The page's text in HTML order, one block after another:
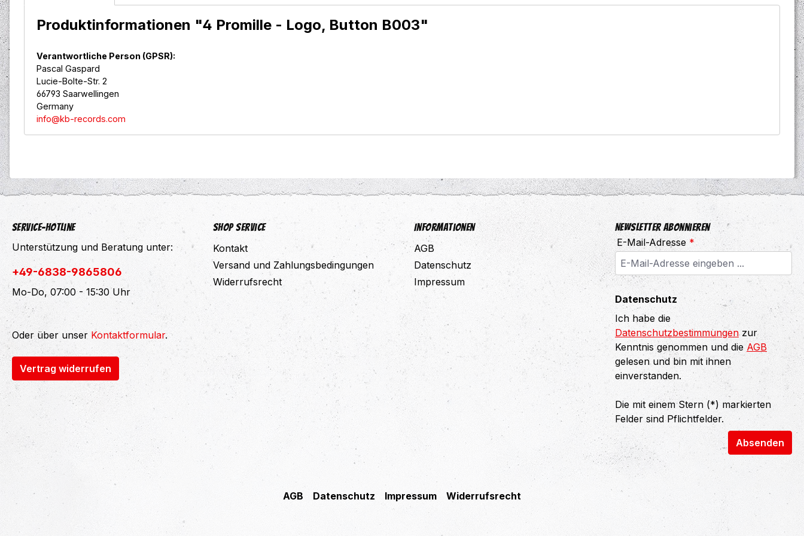
Produktinformationen "4 Promille - Logo, Button B003"
Verantwortliche Person (GPSR):
Pascal Gaspard
Lucie-Bolte-Str. 2
66793 Saarwellingen
Germany
info@kb-records.com
Service-Hotline
Unterstützung und Beratung unter:
+49-6838-9865806
Mo-Do, 07:00 - 15:30 Uhr
Oder über unser Kontaktformular.
Vertrag widerrufen
Shop Service
Kontakt
Versand und Zahlungsbedingungen
Widerrufsrecht
Informationen
AGB
Datenschutz
Impressum
Newsletter abonnieren
E-Mail-Adresse*
Datenschutz
Ich habe die
Datenschutzbestimmungenzur
Kenntnis genommen und die AGB
gelesen und bin mit ihnen
einverstanden.
Die mit einem Stern (*) markierten
Felder sind Pflichtfelder.
Absenden
AGB Datenschutz Impressum Widerrufsrecht